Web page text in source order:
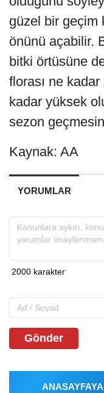
güzel bir geçim
önünü açabilir.
bitki örtüsüne
florası ne
kadar yüksek
sezon
Kaynak: AA
YORUMLAR
Gönder